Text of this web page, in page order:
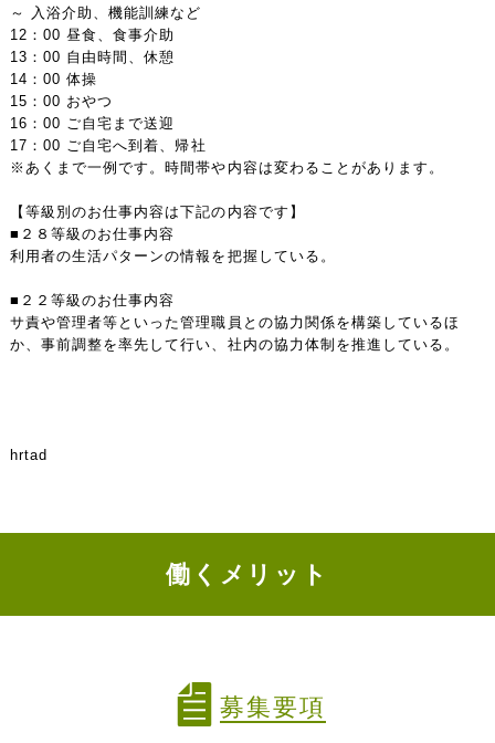
～ 入浴介助、機能訓練など
12：00 昼食、食事介助
13：00 自由時間、休憩
14：00 体操
15：00 おやつ
16：00 ご自宅まで送迎
17：00 ご自宅へ到着、帰社
※あくまで一例です。時間帯や内容は変わることがあります。
【等級別のお仕事内容は下記の内容です】
■２８等級のお仕事内容
利用者の生活パターンの情報を把握している。
■２２等級のお仕事内容
サ責や管理者等といった管理職員との協力関係を構築しているほ
か、事前調整を率先して行い、社内の協力体制を推進している。
hrtad
働くメリット
募集要項